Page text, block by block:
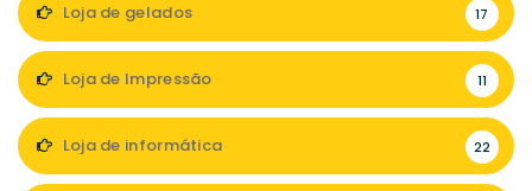
Loja de gelados 17
Loja de Impressão 11
Loja de informática 22